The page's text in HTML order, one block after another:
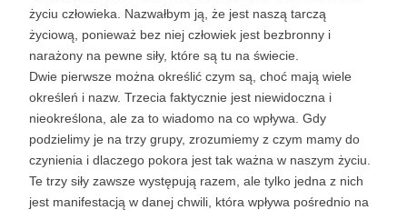
życiu człowieka. Nazwałbym ją, że jest naszą tarczą
życiową, ponieważ bez niej człowiek jest bezbronny i
narażony na pewne siły, które są tu na świecie.
Dwie pierwsze można określić czym są, choć mają wiele
określeń i nazw. Trzecia faktycznie jest niewidoczna i
nieokreślona, ale za to wiadomo na co wpływa. Gdy
podzielimy je na trzy grupy, zrozumiemy z czym mamy do
czynienia i dlaczego pokora jest tak ważna w naszym życiu.
Te trzy siły zawsze występują razem, ale tylko jedna z nich
jest manifestacją w danej chwili, która wpływa pośrednio na